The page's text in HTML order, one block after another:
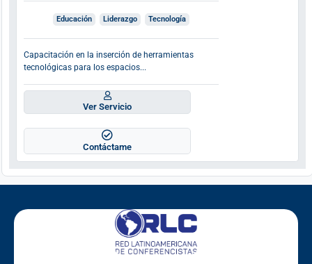
Educación Liderazgo Tecnología
Capacitación en la inserción de herramientas
tecnológicas para los espacios...
Ver Servicio
Contáctame